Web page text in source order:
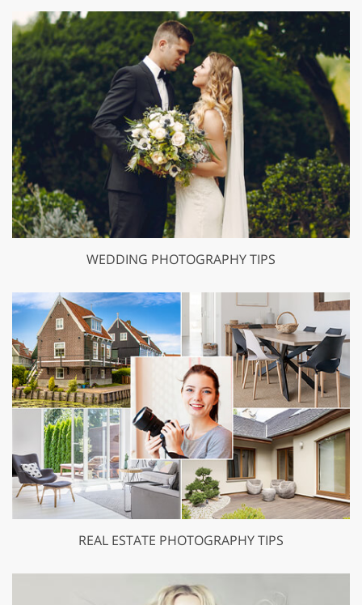
WEDDING PHOTOGRAPHY TIPS
REAL ESTATE PHOTOGRAPHY TIPS